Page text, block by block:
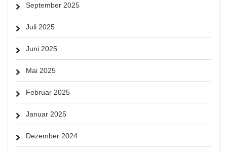
September 2025
Juli 2025
Juni 2025
Mai 2025
Februar 2025
Januar 2025
Dezember 2024